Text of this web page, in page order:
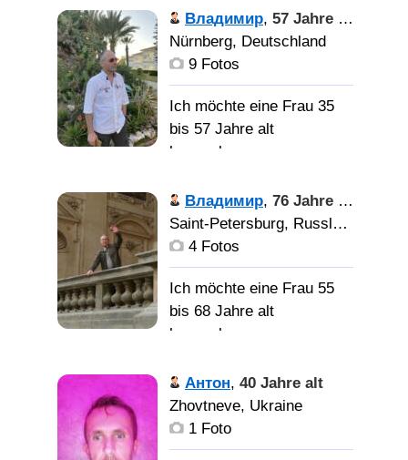
Лично при
встрече.
познакомиться с
девушкой для создания
семьи.
Владимир, 57 Jahre alt
Nürnberg, Deutschland
9 Fotos
Ich möchte eine Frau 35
bis 57 Jahre alt
kennenlernen
Подробности
в переписке,
предворительно ооочень
ндежный. Не терплю
несправедливось как в
социуме так и в семье.
аргументы веские и
логичные.
Владимир, 76 Jahre alt
Saint-Petersburg, Russland
4 Fotos
Ich möchte eine Frau 55
bis 68 Jahre alt
kennenlernen
Характер
спокойный. Немного
домосед. Не
Антон, 40 Jahre alt
Zhovtneve, Ukraine
1 Foto